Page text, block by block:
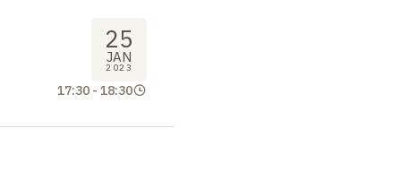
25
JAN
2023
17:30 - 18:30